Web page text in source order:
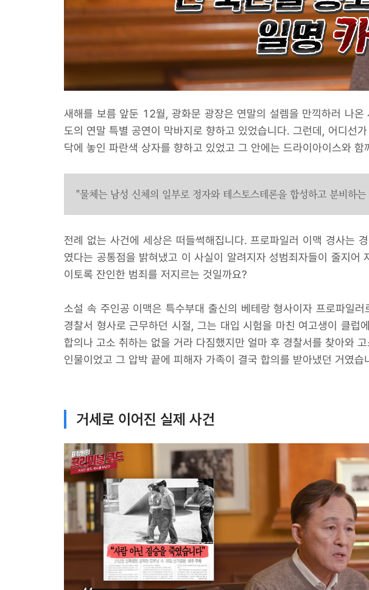
새해를 보름 앞둔 12월, 광화문 광장은 연말의 설렘을 만끽하러 나
도의 연말 특별 공연이 막바지로 향하고 있었습니다. 그런데, 어디선
닥에 놓인 파란색 상자를 향하고 있었고 그 안에는 드라이아이스와
"물체는 남성 신체의 일부로 정자와 테스토스테론을 합성하고 분비하
전례 없는 사건에 세상은 떠들썩해집니다. 프로파일러 이맥 경사는
였다는 공통점을 밝혀냈고 이 사실이 알려지자 성범죄자들이 줄지
이토록 잔인한 범죄를 저지르는 것일까요?
소설 속 주인공 이맥은 특수부대 출신의 베테랑 형사이자 프로파일
경찰서 형사로 근무하던 시절, 그는 대입 시험을 마친 여고생이 클
합의나 고소 취하는 없을 거라 다짐했지만 얼마 후 경찰서를 찾아와
인물이었고 그 압박 끝에 피해자 가족이 결국 합의를 받아냈던 거였
거세로 이어진 실제 사건